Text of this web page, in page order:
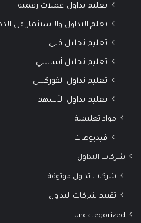
تعليم تداول عملات رقمية
تعلم التداول والاستثمار في
تعليم تحليل فني
تعليم تحليل أساسي
تعليم تداول الفوركس
تعليم تداول الأسهم
مواد تعليمية
فيديوهات
شركات التداول
شركات تداول موثوقة
تقييم شركات التداول
Uncategorized